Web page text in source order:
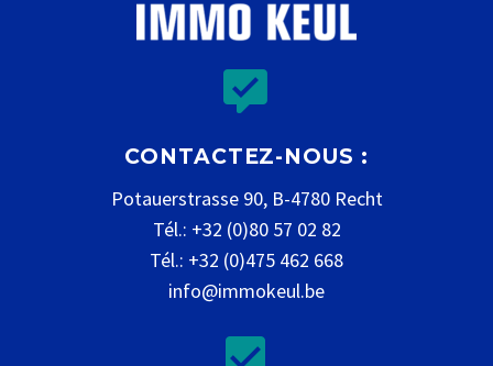


CONTACTEZ-NOUS :
Potauerstrasse 90, B-4780 Recht
Tél.: +32 (0)80 57 02 82
Tél.: +32 (0)475 462 668
info@immokeul.be